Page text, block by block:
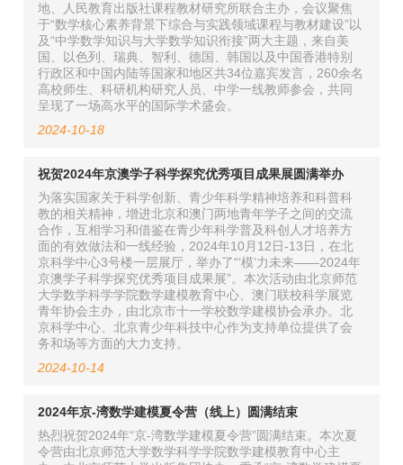
地、人民教育出版社课程教材研究所联合主办，会议聚焦
于“数学核心素养背景下综合与实践领域课程与教材建设”以
及“中学数学知识与大学数学知识衔接”两大主题，来自美
国、以色列、瑞典、智利、德国、韩国以及中国香港特别
行政区和中国内陆等国家和地区共34位嘉宾发言，260余名
高校师生、科研机构研究人员、中学一线教师参会，共同
呈现了一场高水平的国际学术盛会。
2024-10-18
祝贺2024年京澳学子科学探究优秀项目成果展圆满举办
为落实国家关于科学创新、青少年科学精神培养和科普科
教的相关精神，增进北京和澳门两地青年学子之间的交流
合作，互相学习和借鉴在青少年科学普及科创人才培养方
面的有效做法和一线经验，2024年10月12日-13日，在北
京科学中心3号楼一层展厅，举办了“‘模’力未来——2024年
京澳学子科学探究优秀项目成果展”。本次活动由北京师范
大学数学科学学院数学建模教育中心、澳门联校科学展览
青年协会主办，由北京市十一学校数学建模协会承办。北
京科学中心、北京青少年科技中心作为支持单位提供了会
务和场等方面的大力支持。
2024-10-14
2024年京-湾数学建模夏令营（线上）圆满结束
热烈祝贺2024年“京-湾数学建模夏令营”圆满结束。本次夏
令营由北京师范大学数学科学学院数学建模教育中心主